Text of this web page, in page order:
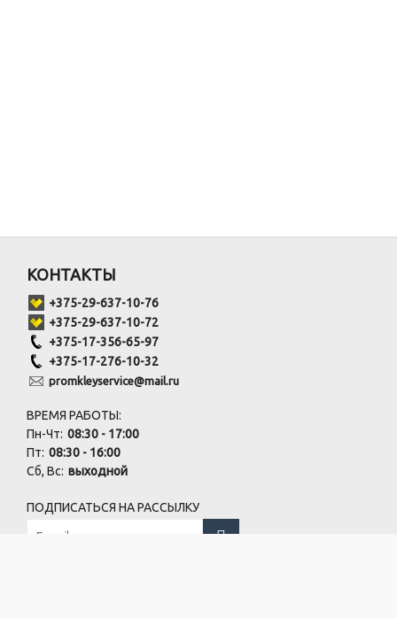
КОНТАКТЫ
+375-29-637-10-76
+375-29-637-10-72
+375-17-356-65-97
+375-17-276-10-32
promkleyservice@mail.ru
ВРЕМЯ РАБОТЫ:
Пн-Чт: 08:30 - 17:00
Пт: 08:30 - 16:00
Сб, Вс: выходной
ПОДПИСАТЬСЯ НА РАССЫЛКУ